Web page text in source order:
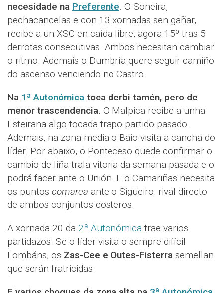
necesidade na Preferente. O Soneira,
pechacancelas e con 13 xornadas sen gañar,
recibe a un XSC en caída libre, agora 15º tras 5
derrotas consecutivas. Ambos necesitan cambiar
o ritmo. Ademais o Dumbría quere seguir camiño
do ascenso venciendo no Castro.
Na 1ª Autonómica toca derbi tamén, pero de
menor trascendencia. O Malpica recibe a unha
Esteirana algo tocada trapo partido pasado.
Ademais, na zona media o Baio visita a cancha do
líder. Por abaixo, o Ponteceso quede confirmar o
cambio de liña trala vitoria da semana pasada e o
podrá facer ante o Unión. E o Camariñas necesita
os puntos comarea ante o Sigüeiro, rival directo
de ambos conjuntos costeros.
A xornada 20 da 2ª Autonómica trae varios
partidazos. Se o líder visita o sempre difícil
Lombáns, os Zas-Cee e Outes-Fisterra semellan
que serán fratricidas.